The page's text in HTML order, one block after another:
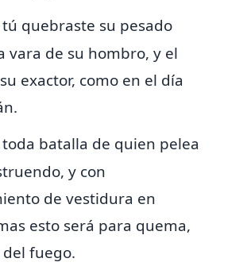
quebraste su pesado
vara de su hombro, y el
exactor, como en el día
batalla de quien pelea
y con
de vestidura en
esto será para quema,
fuego.